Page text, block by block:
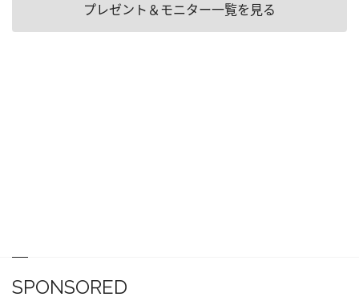
プレゼント＆モニター一覧を見る
SPONSORED